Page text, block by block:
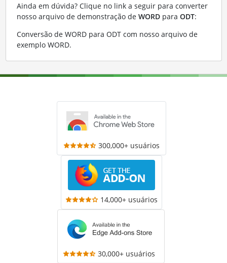
Ainda em dúvida? Clique no link a seguir para converter
nosso arquivo de demonstração de WORDpara ODT:
Conversão de WORD para ODT com nosso arquivo de
exemplo WORD.
300,000+ usuários
14,000+ usuários
30,000+ usuários